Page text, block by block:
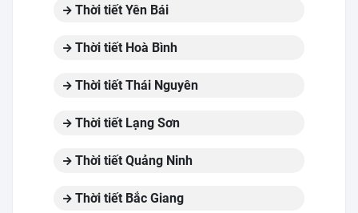
Thời tiết Yên Bái
Thời tiết Hoà Bình
Thời tiết Thái Nguyên
Thời tiết Lạng Sơn
Thời tiết Quảng Ninh
Thời tiết Bắc Giang